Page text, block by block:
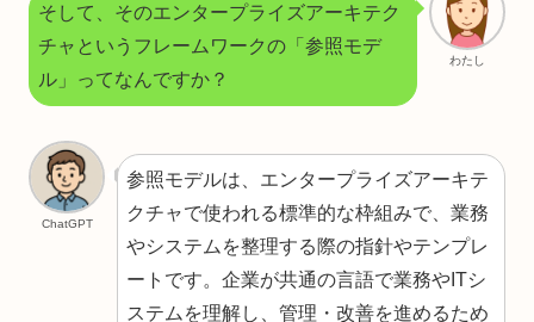
わたし
そして、そのエンタープライズアーキテク
チャというフレームワークの「参照モデ
ル」ってなんですか？
ChatGPT
参照モデルは、エンタープライズアーキテ
クチャで使われる標準的な枠組みで、業務
やシステムを整理する際の指針やテンプレ
ートです。企業が共通の言語で業務やITシ
ステムを理解し、管理・改善を進めるため